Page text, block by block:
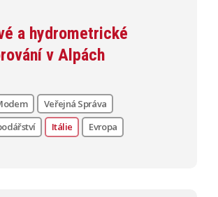
a hydrometrické
v Alpách
Veřejná Správa
Itálie Evropa